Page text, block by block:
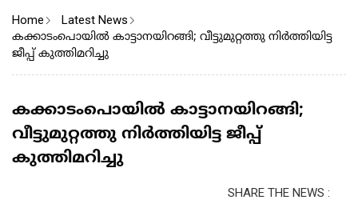
Home Latest News
കക്കാടംപൊയിൽ കാട്ടാനയിറങ്ങി; വീട്ടുമുറ്റത്തു നിർത്തിയിട്ട
ജീപ്പ് കുത്തിമറിച്ചു
കക്കാടംപൊയിൽ കാട്ടാനയിറങ്ങി;
വീട്ടുമുറ്റത്തു നിർത്തിയിട്ട ജീപ്പ്
കുത്തിമറിച്ചു
SHARE THE NEWS :